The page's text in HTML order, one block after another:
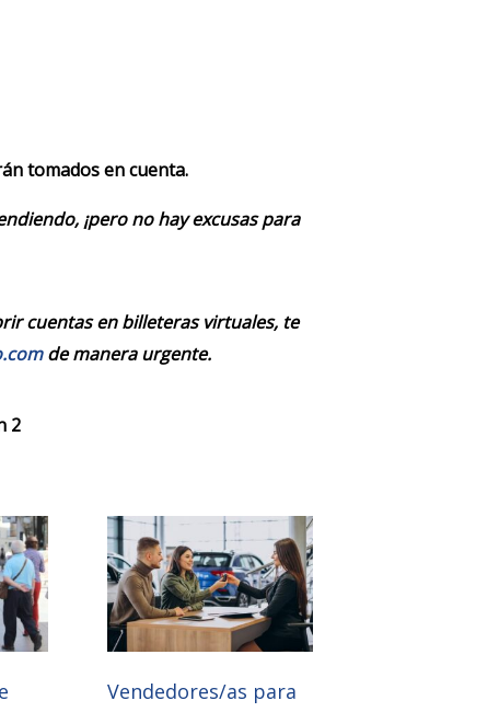
tomados en cuenta.
¡pero no hay excusas para
cuentas en billeteras virtuales, te
de manera urgente.
2
Vendedores/as para